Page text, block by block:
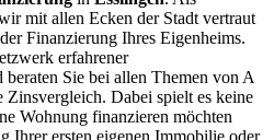
mit allen Ecken der Stadt vertraut
Finanzierung Ihres Eigenheims.
erfahrener
Sie bei allen Themen von A
Dabei spielt es keine
Wohnung finanzieren möchten
Ihrer ersten eigenen Immobilie oder